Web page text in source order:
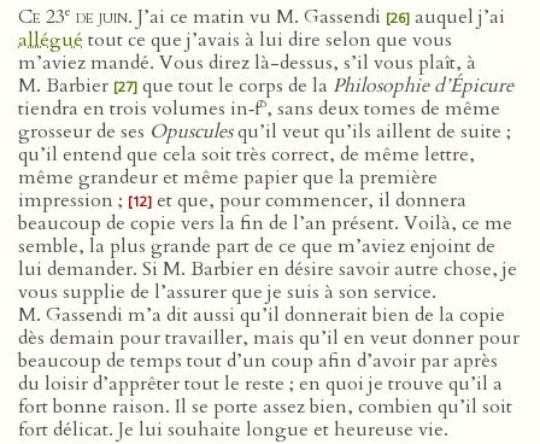
Ce 23e de juin. J’ai ce matin vu M. Gassendi [26] auquel j’ai
allégué tout ce que j’avais à lui dire selon que vous
m’aviez mandé. Vous direz là-dessus, s’il vous plaît, à
M. Barbier [27] que tout le corps de la Philosophie d’Épicure
tiendra en trois volumes in‑fo, sans deux tomes de même
grosseur de ses Opusculesqu’il veut qu’ils aillent de suite ;
qu’il entend que cela soit très correct, de même lettre,
même grandeur et même papier que la première
impression ; [12] et que, pour commencer, il donnera
beaucoup de copie vers la fin de l’an présent. Voilà, ce me
semble, la plus grande part de ce que m’aviez enjoint de
lui demander. Si M. Barbier en désire savoir autre chose, je
vous supplie de l’assurer que je suis à son service.
M. Gassendi m’a dit aussi qu’il donnerait bien de la copie
dès demain pour travailler, mais qu’il en veut donner pour
beaucoup de temps tout d’un coup afin d’avoir par après
du loisir d’apprêter tout le reste ; en quoi je trouve qu’il a
fort bonne raison. Il se porte assez bien, combien qu’il soit
fort délicat. Je lui souhaite longue et heureuse vie.